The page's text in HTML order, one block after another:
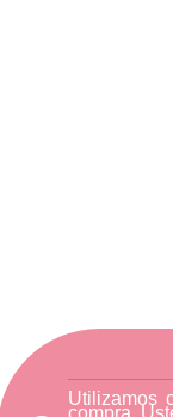
Utilizamos
compra.